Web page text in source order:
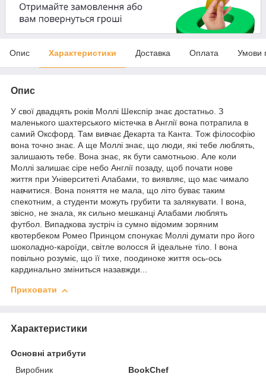
Опис Характеристики Доставка Оплата Умови
Опис
У свої двадцять років Моллі Шекспір знає достатньо. З
маленького шахтерського містечка в Англії вона потрапила в
самий Оксфорд. Там вивчає Декарта та Канта. Тож філософію
вона точно знає. А ще Моллі знає, що люди, які тебе люблять,
залишають тебе. Вона знає, як бути самотньою. Але коли
Моллі залишає сіре небо Англії позаду, щоб почати нове
життя при Університеті Алабами, то виявляє, що має чимало
навчитися. Вона поняття не мала, що літо буває таким
спекотним, а студенти можуть грубити та залякувати. І вона,
звісно, не знала, як сильно мешканці Алабами люблять
футбол. Випадкова зустріч із сумно відомим зоряним
квотербеком Ромео Принцом спонукає Моллі думати про його
шоколадно-кароїди, світле волосся й ідеальне тіло. І вона
повільно розуміє, що її тихе, поодиноке життя ось-ось
кардинально зміниться назавжди...
Приховати
Характеристики
Основні атрибути
Виробник
BookChef